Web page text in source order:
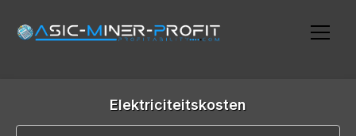
Elektriciteitskosten